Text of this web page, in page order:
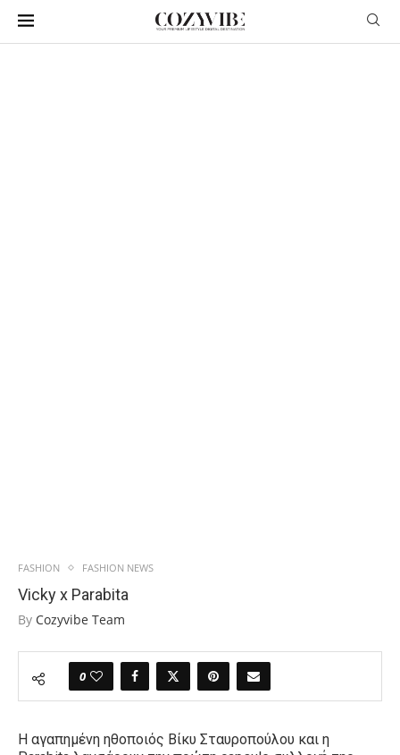
FASHION FASHION NEWS
Vicky x Parabita
By Cozyvibe Team
0
Η αγαπημένη ηθοποιός Βίκυ Σταυροπούλου και η